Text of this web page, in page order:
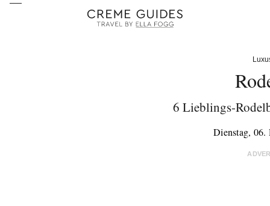
6 Lieblings-
Dienstag, 06.